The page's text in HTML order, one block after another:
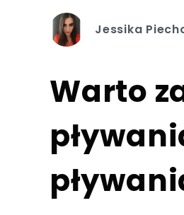
Jessika
Warto